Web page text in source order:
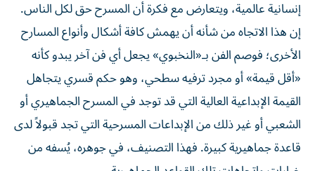
إنسانية عالمية، ويتعارض مع فكرة أن المسرح حق لكل الناس.
إن هذا الاتجاه من شأنه أن يهمش كافة أشكال وأنواع المسارح
الأخرى؛ فوصم الفن بـ«النخبوي» يجعل أي فن آخر يبدو كأنه
«أقل قيمة» أو مجرد ترفيه سطحي، وهو حكم قسري يتجاهل
القيمة الإبداعية العالية التي قد توجد في المسرح الجماهيري أو
الشعبي أو غير ذلك من الإبداعات المسرحية التي تجد قبولاً لدى
قاعدة جماهيرية كبيرة. فهذا التصنيف، في جوهره، يُسفه من